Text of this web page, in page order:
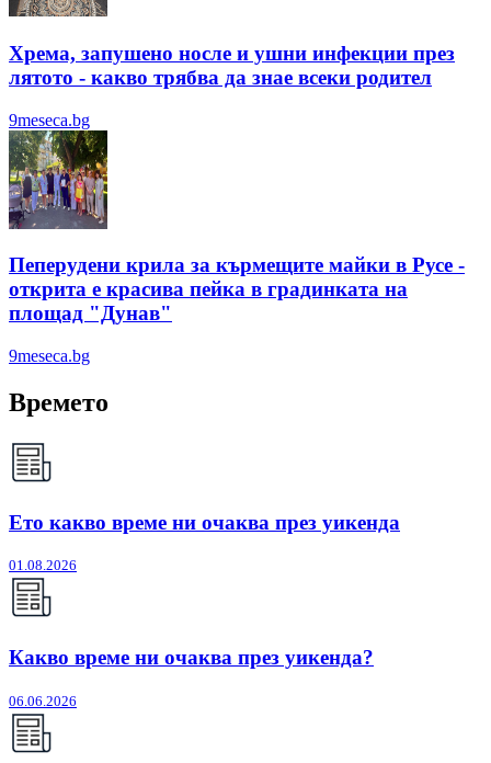
Хрема, запушено носле и ушни инфекции през
лятотo - какво трябва да знае всеки родител
9meseca.bg
Пеперудени крила за кърмещите майки в Русе -
открита е красива пейка в градинката на
площад "Дунав"
9meseca.bg
Времето
Ето какво време ни очаква през уикенда
01.08.2026
Какво време ни очаква през уикенда?
06.06.2026